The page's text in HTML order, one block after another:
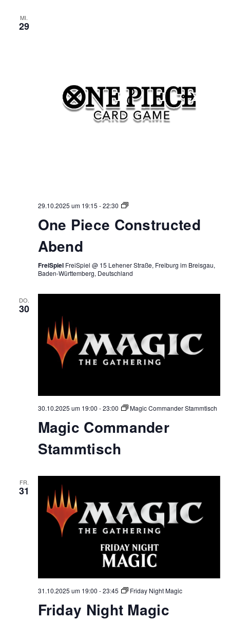
MI.
29
29.10.2025 um 19:15 -22:30
One
Constructed
Abend
One Piece Constructed
Abend
FreiSpiel FreiSpiel @ 15 Lehener Straße, Freiburg im Breisgau,
Baden-Württemberg, Deutschland
DO.
30
30.10.2025 um 19:00 -23:00 Magic Commander Stammtisch
Magic Commander
Stammtisch
FR.
31
31.10.2025 um 19:00 -23:45 Friday Night Magic
Friday Night Magic